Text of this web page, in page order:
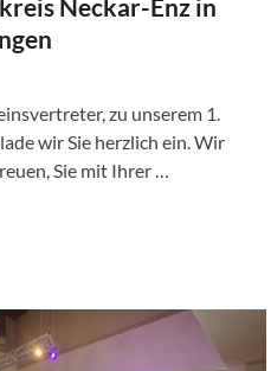
Neckar-Enz in
zu unserem 1.
wir Sie herzlich ein. Wir
Sie mit Ihrer …